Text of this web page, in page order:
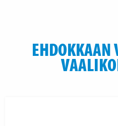
EHDOKKAAN